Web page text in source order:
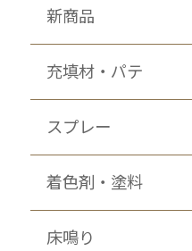
新商品
充填材・パテ
スプレー
着色剤・塗料
床鳴り